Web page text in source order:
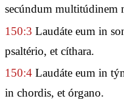
secúndum multitúdinem
150:3 Laudáte eum in
psaltério, et cíthara.
150:4 Laudáte eum in
in chordis, et órgano.